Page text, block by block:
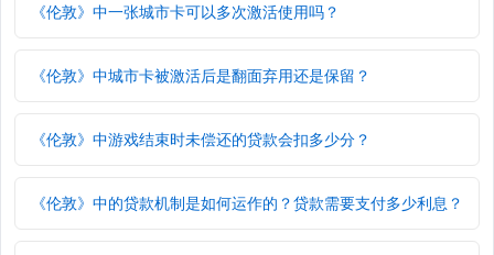
《伦敦》中一张城市卡可以多次激活使用吗？
《伦敦》中城市卡被激活后是翻面弃用还是保留？
《伦敦》中游戏结束时未偿还的贷款会扣多少分？
《伦敦》中的贷款机制是如何运作的？贷款需要支付多少利息？